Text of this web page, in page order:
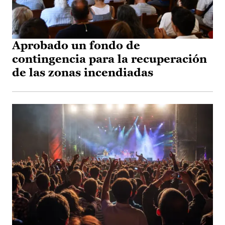
Aprobado un fondo de
contingencia para la recuperación
de las zonas incendiadas